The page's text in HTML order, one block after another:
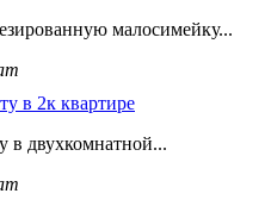
малосимейку...
в 2к квартире
в двухкомнатной...